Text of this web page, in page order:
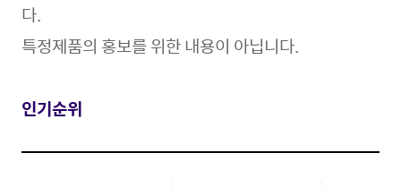
다.
특정제품의 홍보를 위한 내용이 아닙니다.
인기순위